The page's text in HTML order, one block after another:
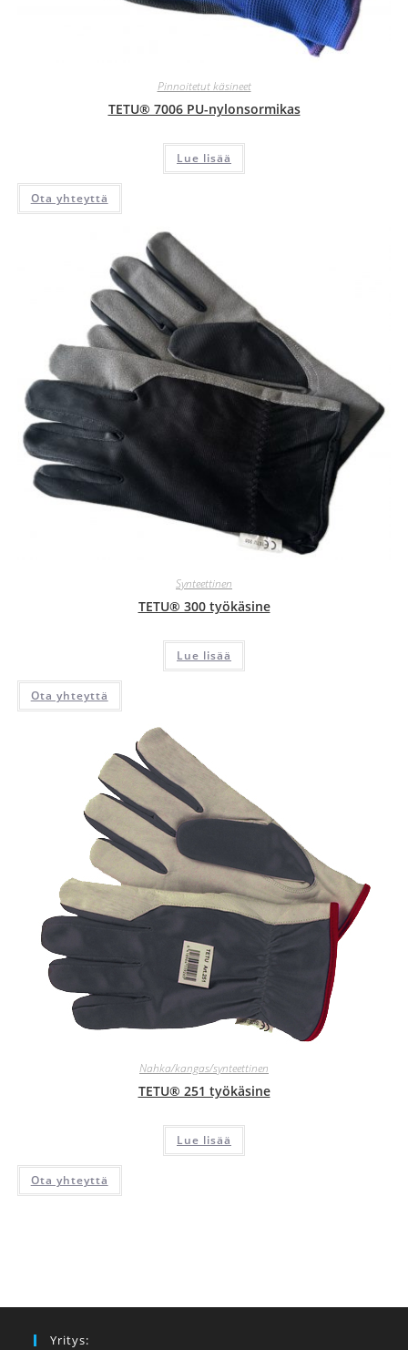
Pinnoitetut käsineet
TETU® 7006 PU-nylonsormikas
Lue lisää
Ota yhteyttä
Synteettinen
TETU® 300 työkäsine
Lue lisää
Ota yhteyttä
Nahka/kangas/synteettinen
TETU® 251 työkäsine
Lue lisää
Ota yhteyttä
Yritys: